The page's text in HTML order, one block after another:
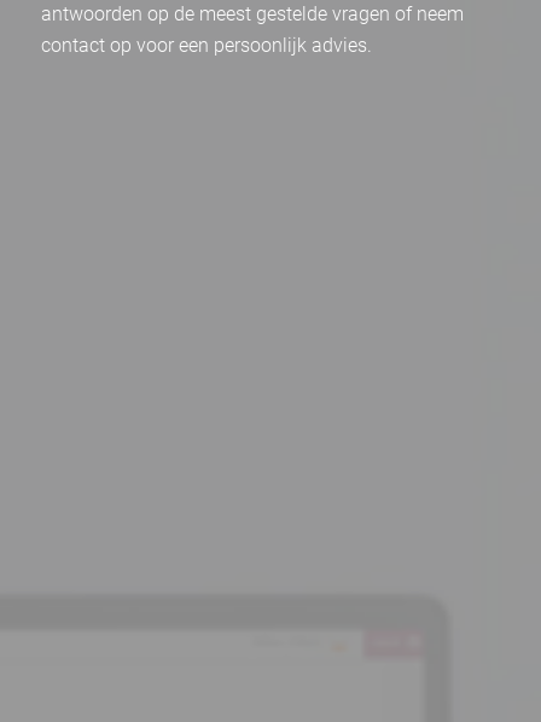
antwoorden op de meest gestelde vragen of neem
contact op voor een persoonlijk advies.